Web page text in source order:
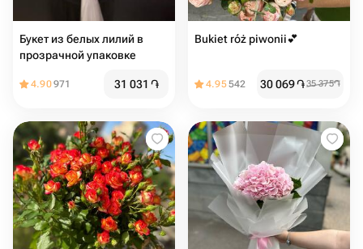
Букет из белых лилий в
прозрачной упаковке
4.90971 31 031 ֏
Bukiet róż piwonii💕
4.95542 30 069֏35 375֏